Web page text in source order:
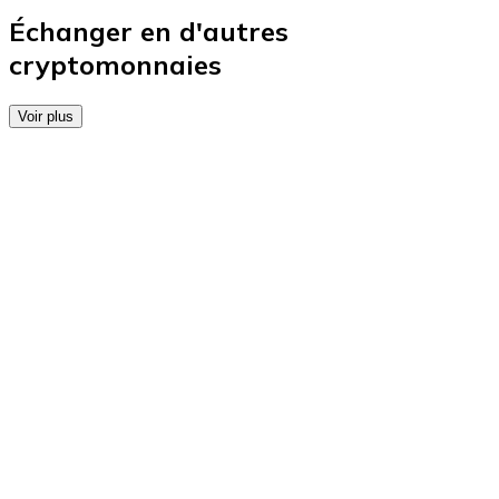
Achetez des cartes-cadeaux de vos marques
Aller à la boutique de cartes-cadeaux
Échanger en d'autres
cryptomonnaies
Voir plus